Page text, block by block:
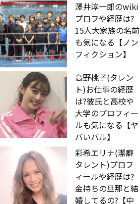
澤井淳一郎のwiki
プロフや経歴は?
15人大家族の名前
も気になる【ノン
フィクション】
高野桃子(タレン
ト)お仕事の経歴
は?彼氏と高校や
大学のプロフィー
ルも気になる【ヤ
バいバル】
彩希エリナ(潔癖
タレント)プロフ
ィールや経歴は?
金持ちの旦那と結
婚してるの?【中